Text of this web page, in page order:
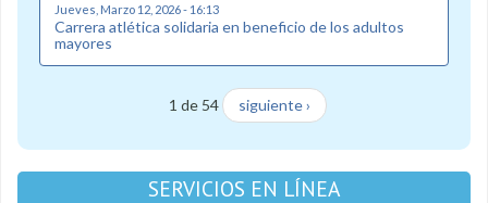
Jueves, Marzo 12, 2026 - 16:13
Carrera atlética solidaria en beneficio de los adultos
mayores
1 de 54 siguiente ›
SERVICIOS EN LÍNEA